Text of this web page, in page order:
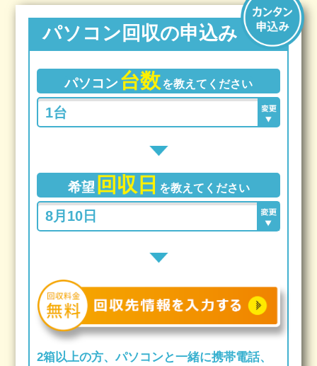
パソコン回収の申込み
パソコン 台数を教えてください
希望 回収日 を教えてください
2箱以上の方、パソコンと一緒に携帯電話、